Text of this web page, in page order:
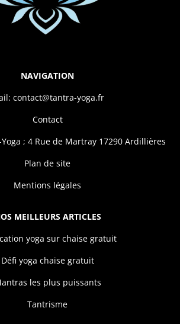
NAVIGATION
contact@tantra-yoga.fr
Contact
; 4 Rue de Martray 17290 Ardillières
Plan de site
Mentions légales
MEILLEURS ARTICLES
yoga sur chaise gratuit
Défi yoga chaise gratuit
les plus puissants
Tantrisme